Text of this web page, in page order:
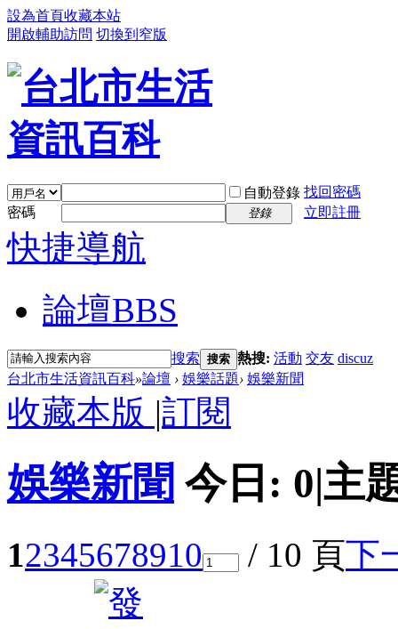
設為首頁收藏本站
開啟輔助訪問 切換到窄版
自動登錄 找回密碼
密碼
登錄 立即註冊
快捷導航
論壇BBS
搜索 搜索 熱搜: 活動 交友 discuz
台北市生活資訊百科»論壇 › 娛樂話題› 娛樂新聞
收藏本版 |訂閱
娛樂新聞 今日: 0|主
12345678910 / 10 頁下